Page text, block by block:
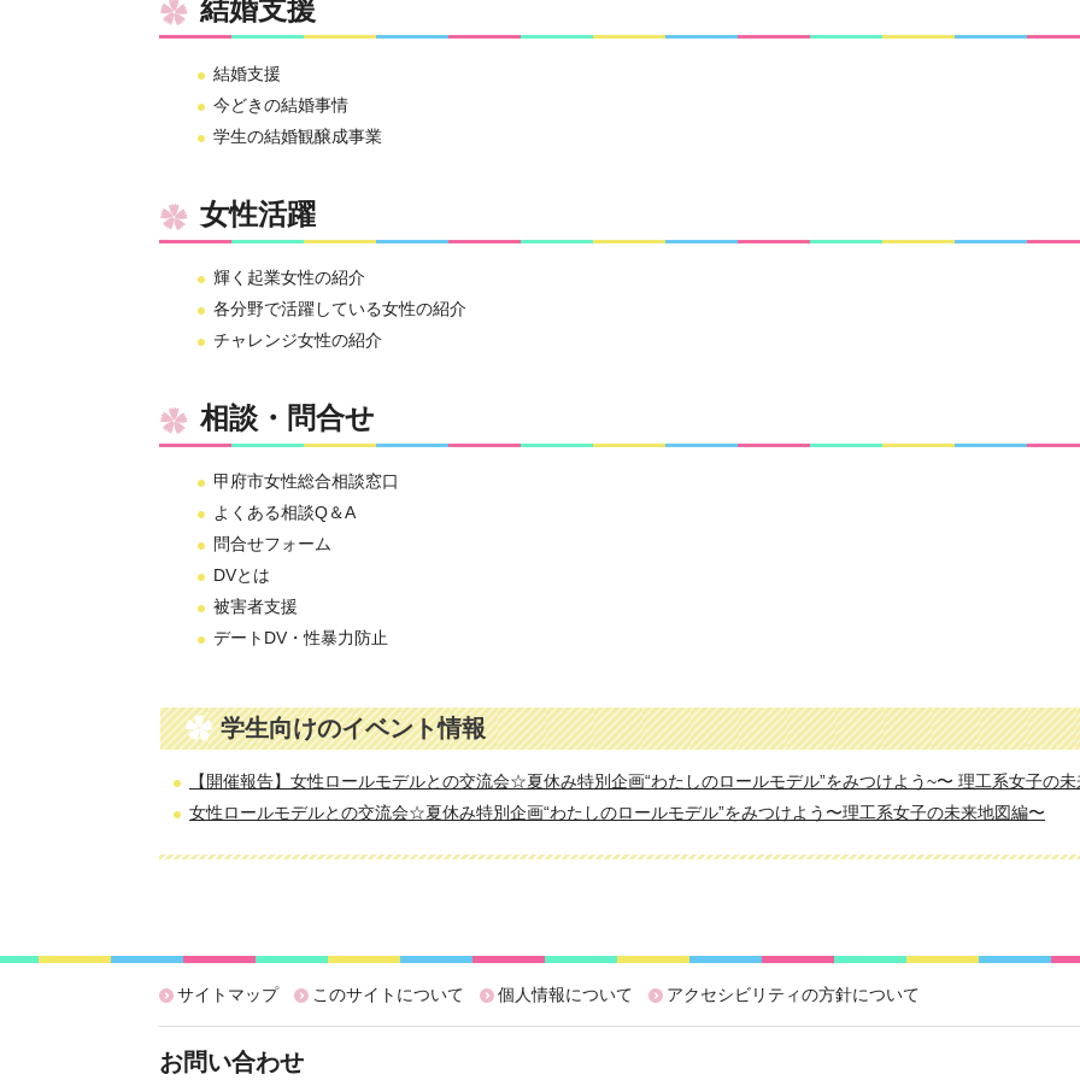
結婚支援
結婚支援
今どきの結婚事情
学生の結婚観醸成事業
女性活躍
輝く起業女性の紹介
各分野で活躍している女性の紹介
チャレンジ女性の紹介
相談・問合せ
甲府市女性総合相談窓口
よくある相談Q＆A
問合せフォーム
DVとは
被害者支援
デートDV・性暴力防止
学生向けのイベント情報
【開催報告】女性ロールモデルとの交流会☆夏休み特別企画“わたしのロールモデル”をみつけよう~〜 理工系女子の
女性ロールモデルとの交流会☆夏休み特別企画“わたしのロールモデル”をみつけよう〜理工系女子の未来地図編〜
サイトマップ このサイトについて 個人情報について アクセシビリティの方針について
お問い合わせ